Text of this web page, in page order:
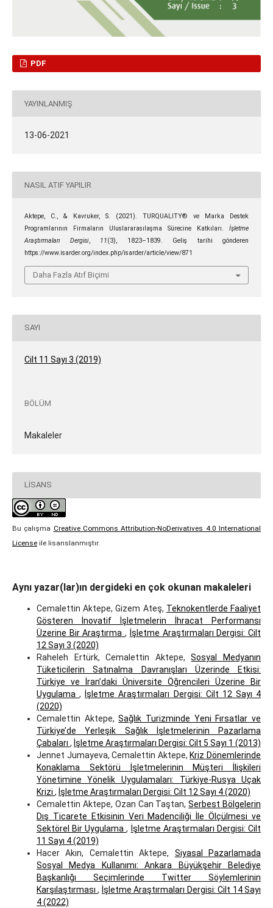
PDF
YAYINLANMIŞ
13-06-2021
NASIL ATIF YAPILIR
Aktepe, C., & Kavruker, S. (2021). TURQUALITY® ve Marka Destek
Programlarının Firmaların Uluslararasılaşma Sürecine Katkıları.İşletme
Araştırmaları Dergisi, 11(3), 1823–1839. Geliş tarihi gönderen
https://www.isarder.org/index.php/isarder/article/view/871
Daha Fazla Atıf Biçimi
SAYI
Cilt 11 Sayı 3 (2019)
BÖLÜM
Makaleler
LISANS
Bu çalışma Creative Commons Attribution-NoDerivatives 4.0 International
Licenseile lisanslanmıştır.
Aynı yazar(lar)ın dergideki en çok okunan makaleleri
Cemalettin Aktepe, Gizem Ateş, Teknokentlerde Faaliyet
Gösteren İnovatif İşletmelerin İhracat Performansı
Üzerine Bir Araştırma, İşletme Araştırmaları Dergisi: Cilt
12 Sayı 3 (2020)
Raheleh Ertürk, Cemalettin Aktepe,Sosyal Medyanın
Tüketicilerin Satınalma Davranışları Üzerinde Etkisi:
Türkiye ve İran’daki Üniversite Öğrencileri Üzerine Bir
Uygulama,
İşletme Araştırmaları Dergisi: Cilt 12 Sayı 4
(2020)
Cemalettin Aktepe,Sağlık Turizminde Yeni Fırsatlar ve
Türkiye’de Yerleşik Sağlık İşletmelerinin Pazarlama
Çabaları , İşletme Araştırmaları Dergisi: Cilt 5 Sayı 1 (2013)
Jennet Jumayeva, Cemalettin Aktepe, Kriz Dönemlerinde
Konaklama Sektörü İşletmelerinin Müşteri İlişkileri
Yönetimine Yönelik Uygulamaları: Türkiye-Rusya Uçak
Krizi , İşletme Araştırmaları Dergisi: Cilt 12 Sayı 4 (2020)
Cemalettin Aktepe, Ozan Can Taştan,Serbest Bölgelerin
Dış Ticarete Etkisinin Veri Madenciliği İle Ölçülmesi ve
Sektörel Bir Uygulama, İşletme Araştırmaları Dergisi: Cilt
11 Sayı 4 (2019)
Hacer Akın, Cemalettin Aktepe, Siyasal Pazarlamada
Sosyal Medya Kullanımı: Ankara Büyükşehir Belediye
Başkanlığı Seçimlerinde Twitter Söylemlerinin
Karşılaştırması, İşletme Araştırmaları Dergisi: Cilt 14 Sayı
4 (2022)